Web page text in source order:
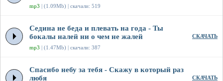
mp3 | (1.09Mb) | скачали: 519
Седина не беда и плевать на года - Ты
бокалы налей ни о чем не жалей
mp3 | (1.47Mb) | скачали: 387
СКАЧАТЬ
Спасибо небу за тебя - Скажу в который раз
любя
СКАЧАТЬ